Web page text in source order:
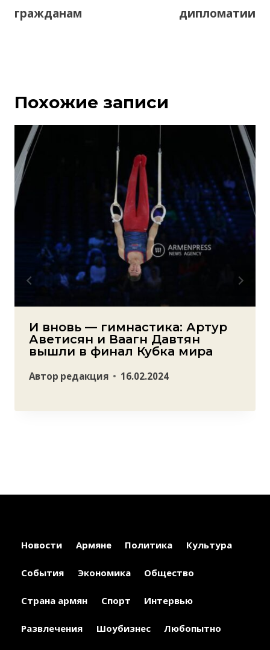
гражданам
дипломатии
Похожие записи
И вновь — гимнастика: Артур
Аветисян и Ваагн Давтян
вышли в финал Кубка мира
Автор редакция 16.02.2024
Новости Армяне Политика Культура
События Экономика Общество
Страна армян Спорт Интервью
Развлечения Шоубизнес Любопытно